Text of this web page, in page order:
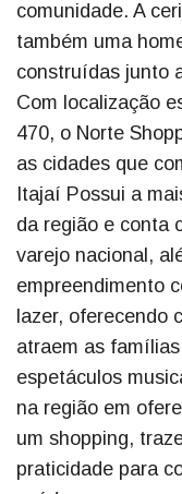
comunidade. A
também uma
construídas junto
Com localização
470, o Norte
as cidades que
Itajaí Possui a
da região e conta
varejo nacional,
empreendimento
lazer, oferecendo
atraem as
espetáculos
na região em
um shopping,
praticidade para